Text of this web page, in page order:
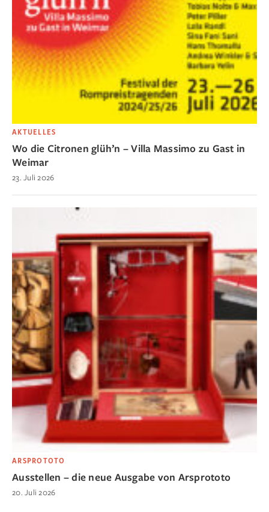
AKTUELLES
Wo die Citronen glüh’n – Villa Massimo zu Gast in
Weimar
23. Juli 2026
ARSPROTOTO
Ausstellen – die neue Ausgabe von Arsprototo
20. Juli 2026